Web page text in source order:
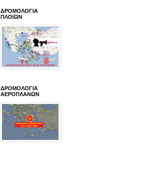
ΔΡΟΜΟΛΟΓΙΑ
ΠΛΟΙΩΝ
ΔΡΟΜΟΛΟΓΙΑ
ΑΕΡΟΠΛΑΝΩΝ